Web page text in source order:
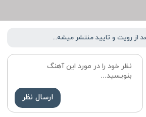
از رویت و تایید منتشر میشه...
ارسال نظر